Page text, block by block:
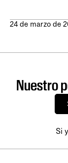
24 de marzo de
Nuestro
Si